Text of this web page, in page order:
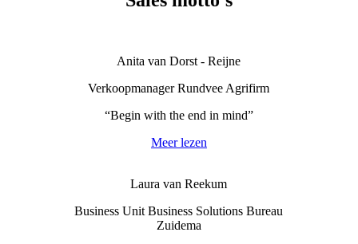
Anita van Dorst - Reijne
Verkoopmanager Rundvee Agrifirm
“Begin with the end in mind”
Meer lezen
Laura van Reekum
Business Unit Business Solutions Bureau
Zuidema